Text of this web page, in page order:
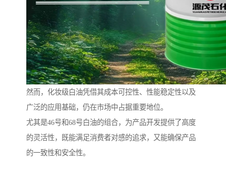
然而，化妆级白油凭借其成本可控性、性能稳定性以及
广泛的应用基础，仍在市场中占据重要地位。
尤其是46号和68号白油的组合，为产品开发提供了高度
的灵活性，既能满足消费者对感的追求，又能确保产品
的一致性和安全性。